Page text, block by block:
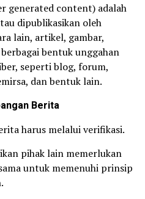
generated content) adalah
dipublikasikan oleh
lain, artikel, gambar,
bentuk unggahan
seperti blog, forum,
dan bentuk lain.
Berita
harus melalui verifikasi.
pihak lain memerlukan
untuk memenuhi prinsip